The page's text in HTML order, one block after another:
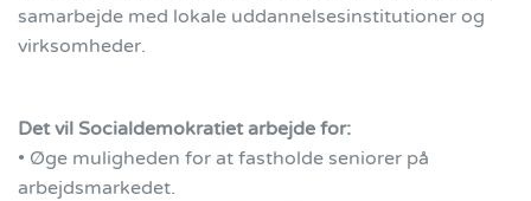
samarbejde med lokale uddannelsesinstitutioner og
virksomheder.
Det vil Socialdemokratiet arbejde for:
• Øge muligheden for at fastholde seniorer på
arbejdsmarkedet.